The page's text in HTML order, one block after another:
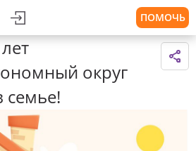
ПОМОЧЬ
округ
семье!